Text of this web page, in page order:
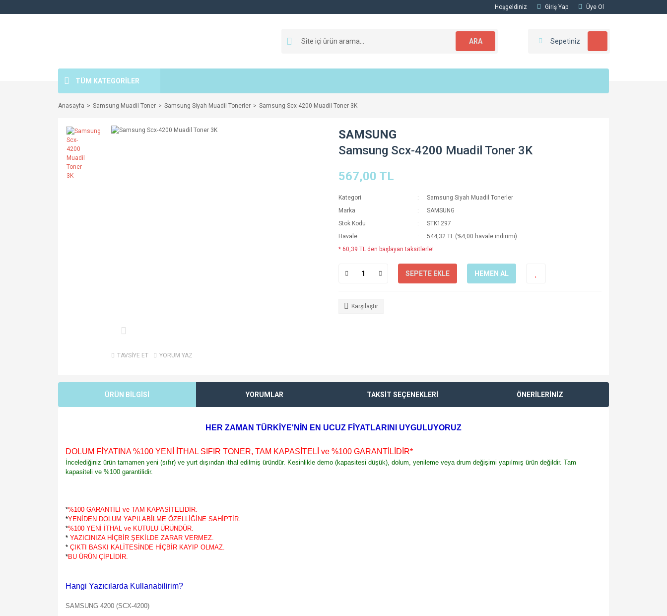
Hoşgeldiniz Giriş Yap Üye Ol
ARA Sepetiniz
TÜM KATEGORİLER
Anasayfa Samsung Muadil Toner Samsung Siyah Muadil Tonerler Samsung Scx-4200 Muadil Toner 3K
TAVSİYE ET YORUM YAZ
SAMSUNG
Samsung Scx-4200 Muadil Toner 3K
567,00 TL
Kategori
Samsung Siyah Muadil Tonerler
Marka
SAMSUNG
Stok Kodu
STK1297
Havale
544,32 TL (%4,00 havale indirimi)
* 60,39 TL den başlayan taksitlerle!
SEPETE EKLE HEMEN AL
Karşılaştır
ÜRÜN BİLGİSİ YORUMLAR TAKSİT SEÇENEKLERİ ÖNERİLERİNİZ
HER ZAMAN TÜRKİYE'NİN EN UCUZ FİYATLARINI UYGULUYORUZ
DOLUM FİYATINA %100 YENİ İTHAL SIFIR TONER, TAM KAPASİTELİ ve %100 GARANTİLİDİR*
İncelediğiniz ürün tamamen yeni (sıfır) ve yurt dışından ithal edilmiş üründür. Kesinlikle demo (kapasitesi düşük), dolum, yenileme veya drum değişimi yapılmış ürün değildir. Tam
kapasiteli ve %100 garantilidir.
*%100 GARANTİLİ ve TAM KAPASİTELİDİR.
*YENİDEN DOLUM YAPILABİLME ÖZELLİĞİNE SAHİPTİR.
*%100 YENİ İTHAL ve KUTULU ÜRÜNDÜR.
* YAZICINIZA HİÇBİR ŞEKİLDE ZARAR VERMEZ.
* ÇIKTI BASKI KALİTESİNDE HİÇBİR KAYIP OLMAZ.
*BU ÜRÜN ÇİPLİDİR.
Hangi Yazıcılarda Kullanabilirim?
SAMSUNG 4200 (SCX-4200)